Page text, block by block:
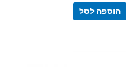
הוספה לסל